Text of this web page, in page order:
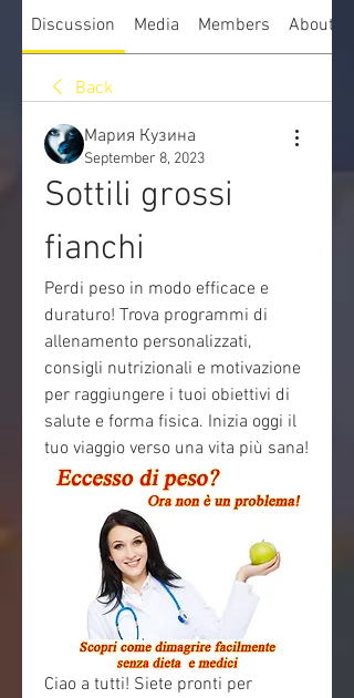
Discussion Media Members About
Back
Мария Кузина
September 8, 2023
Sottili grossi
fianchi
Perdi peso in modo efficace e
duraturo! Trova programmi di
allenamento personalizzati,
consigli nutrizionali e motivazione
per raggiungere i tuoi obiettivi di
salute e forma fisica. Inizia oggi il
tuo viaggio verso una vita più sana!
Ciao a tutti! Siete pronti per